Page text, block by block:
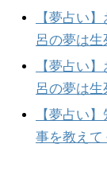
【夢占い
呂の夢は生
【夢占い
呂の夢は生
【夢占い
事を教えて